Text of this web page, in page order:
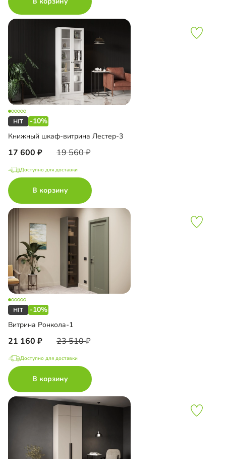
-10%
Книжный шкаф-витрина Лестер-3
17 600 19 560
Доступно для доставки
В корзину
-10%
Витрина Ронкола-1
21 160 23 510
Доступно для доставки
В корзину